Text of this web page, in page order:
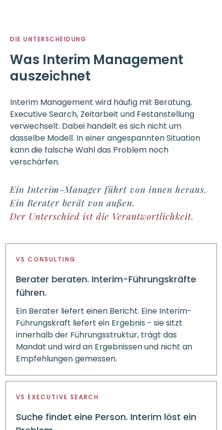
DIE UNTERSCHEIDUNG
Was Interim Management
auszeichnet
Interim Management wird häufig mit Beratung,
Executive Search, Zeitarbeit und Festanstellung
verwechselt. Dabei handelt es sich nicht um
dasselbe Modell. In einer angespannten Situation
kann die falsche Wahl das Problem noch
verschärfen.
Ein Interim-Manager führt von innen heraus.
Ein Berater berät von außen.
Der Unterschied ist die Verantwortlichkeit.
VS CONSULTING
Berater beraten. Interim-Führungskräfte
führen.
Ein Berater liefert einen Bericht. Eine Interim-
Führungskraft liefert ein Ergebnis - sie sitzt
innerhalb der Führungsstruktur, trägt das
Mandat und wird an Ergebnissen und nicht an
Empfehlungen gemessen.
VS EXECUTIVE SEARCH
Suche findet eine Person. Interim löst ein